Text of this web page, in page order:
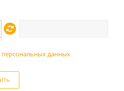
персональных данных